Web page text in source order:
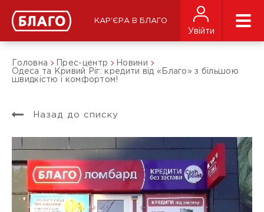
КАР'ЄРА В БЛАГО
Увійти
Головна Прес-центр
Новини
Одеса та Кривий Ріг: кредити від «Благо» з більшою
швидкістю і комфортом!
Назад до списку